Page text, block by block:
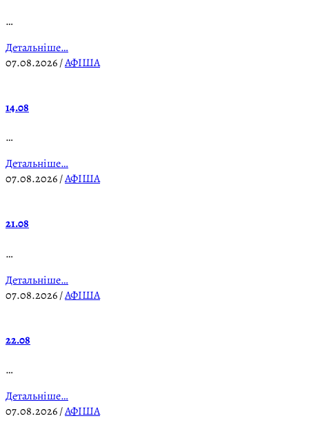
…
Детальніше…
07.08.2026/АФІША
14.08
…
Детальніше…
07.08.2026/АФІША
21.08
…
Детальніше…
07.08.2026/АФІША
22.08
…
Детальніше…
07.08.2026/АФІША